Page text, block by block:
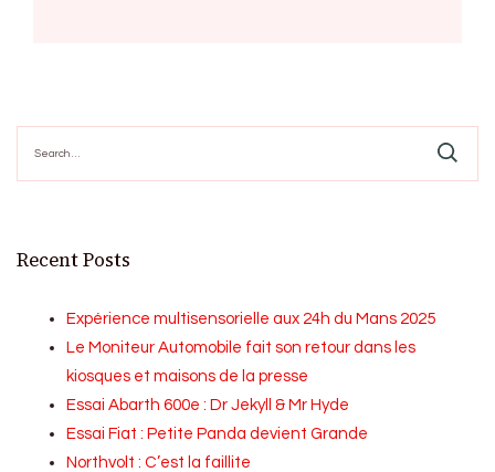
for:
Recent Posts
Expérience multisensorielle aux 24h du Mans 2025
Le Moniteur Automobile fait son retour dans les
kiosques et maisons de la presse
Essai Abarth 600e : Dr Jekyll & Mr Hyde
Essai Fiat : Petite Panda devient Grande
Northvolt : C’est la faillite